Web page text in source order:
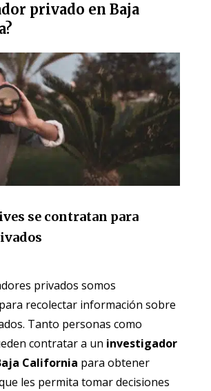
privado en Baja
se contratan para
privados somos
recolectar información sobre
Tanto personas como
contratar a un investigador
California para obtener
les permita tomar decisiones